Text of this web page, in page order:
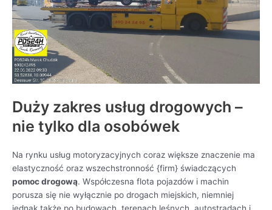
Duży zakres usług drogowych –
nie tylko dla osobówek
Na rynku usług motoryzacyjnych coraz większe znaczenie ma
elastyczność oraz wszechstronność {firm} świadczących
pomoc drogową. Współczesna flota pojazdów i machin
porusza się nie wyłącznie po drogach miejskich, niemniej
jednak także po budowach, terenach leśnych, autostradach i